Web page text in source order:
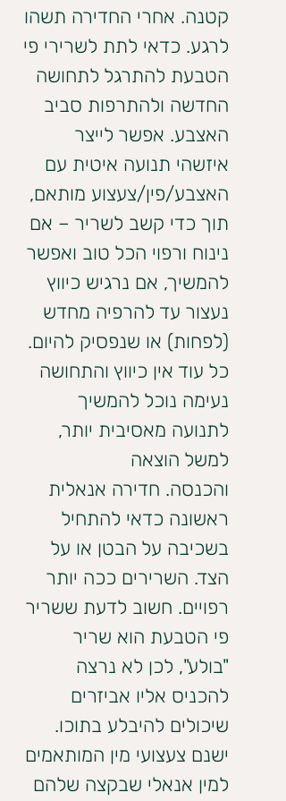
קטנה. אחרי החדירה תשהו
לרגע. כדאי לתת לשרירי פי
הטבעת להתרגל לתחושה
החדשה ולהתרפות סביב
האצבע. אפשר לייצר
איזשהי תנועה איטית עם
האצבע/פין/צעצוע מותאם,
תוך כדי קשב לשריר – אם
נינוח ורפוי הכל טוב ואפשר
להמשיך, אם נרגיש כיווץ
נעצור עד להרפיה מחדש
(לפחות) או שנפסיק להיום.
כל עוד אין כיווץ והתחושה
נעימה נוכל להמשיך
לתנועה מאסיבית יותר,
למשל הוצאה
והכנסה. חדירה אנאלית
ראשונה כדאי להתחיל
בשכיבה על הבטן או על
הצד. השרירים ככה יותר
רפויים. חשוב לדעת ששריר
פי הטבעת הוא שריר
"בולע", לכן לא נרצה
להכניס אליו אביזרים
שיכולים להיבלע בתוכו.
ישנם צעצועי מין המותאמים
למין אנאלי שבקצה שלהם